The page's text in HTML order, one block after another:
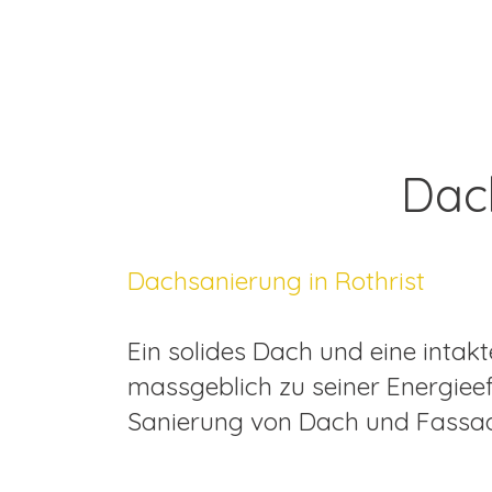
Dachsanierung in Rothrist
Ein solides Dach und eine
massgeblich zu seiner
Sanierung von Dach und